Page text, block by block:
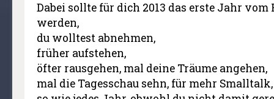
Dabei sollte für dich 2013 das erste Jahr vom
werden,
du wolltest abnehmen,
früher aufstehen,
öfter rausgehen, mal deine Träume angehen,
mal die Tagesschau sehn, für mehr